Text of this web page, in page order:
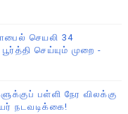
செயலி 34
செய்யும் முறை -
பள்ளி நேர விலக்கு
நடவடிக்கை!